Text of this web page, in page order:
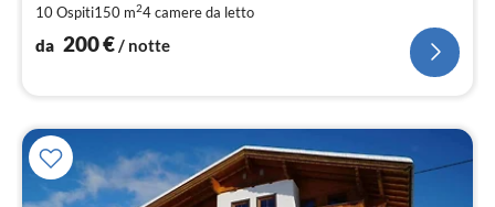
10 Ospiti150 m24camere da letto
da 200€/ notte